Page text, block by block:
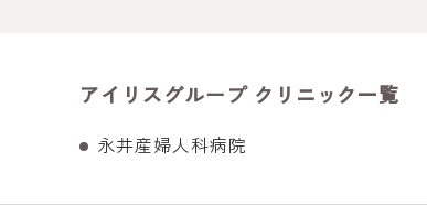
アイリスグループ クリニック一覧
永井産婦人科病院